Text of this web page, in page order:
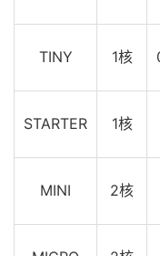
TINY 1核
STARTER 1核
MINI 2核